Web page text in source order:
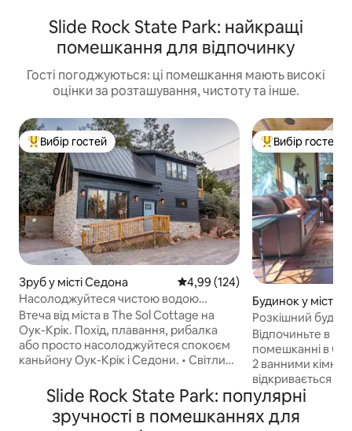
Slide Rock State Park: найкращі
помешкання для відпочинку
Гості погоджуються: ці помешкання мають високі
оцінки за розташування, чистоту та інше.
Топ вибір гостей
Вибір гостей
Зруб у місті Седона Середня оцінка: 4,99 з 5,
4,99 (124)
Насолоджуйтеся чистою водою
Мандс-Крік у каньйоні Оук-Крік
Втеча від міста в The Sol Cottage на
Оук-Крік. Похід, плавання, рибалка
або просто насолоджуйтеся спокоєм
каньйону Оук-Крік і Седони. • Світлий
замовлення • Приголомшливий вид із
приватного балкона. • Доступ до
струмка в тихому районі • Хвилини до
Топ вибір гостей
Вибір гостей
Будинок у місті
Розкішний
каньйону Оук-
Відпочиньте в
помешканні в
2 ванними
відкривається
гори, і прямим
двору до Оук-
величезній
Slide Rock State Park: популярні
зручності в помешканнях для